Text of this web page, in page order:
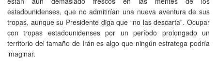
estadounidenses, que no admitirían una nueva aventura de sus
tropas, aunque su Presidente diga que “no las descarta”. Ocupar
con tropas estadounidenses por un período prolongado un
territorio del tamaño de Irán es algo que ningún estratega podría
imaginar.